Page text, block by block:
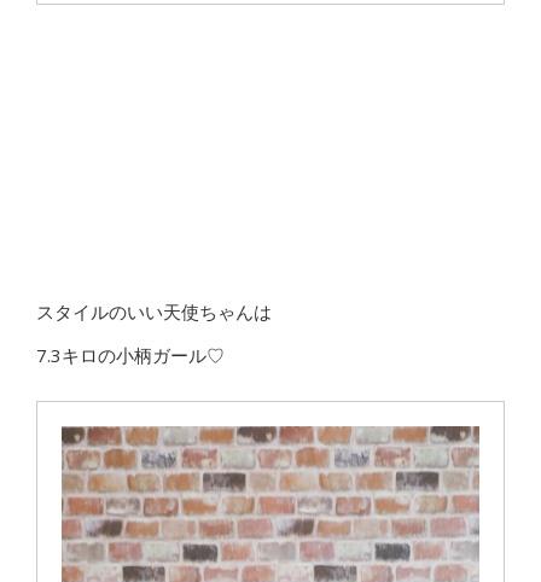
スタイルのいい天使ちゃんは
7.3キロの小柄ガール♡